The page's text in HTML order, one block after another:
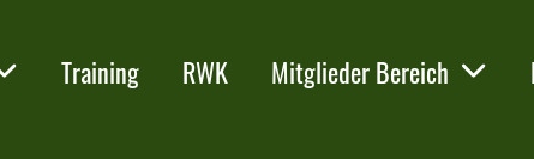
Training RWK Mitglieder Bereich